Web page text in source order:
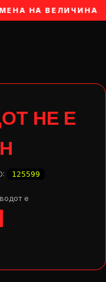
НА ВЕЛИЧИНА
НЕ Е
125599
e